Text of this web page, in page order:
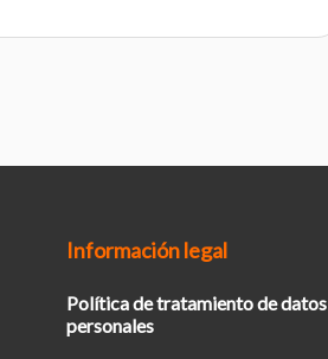
Información legal
Política de tratamiento de datos
personales